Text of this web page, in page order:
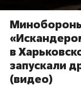
в
запускали
(видео)